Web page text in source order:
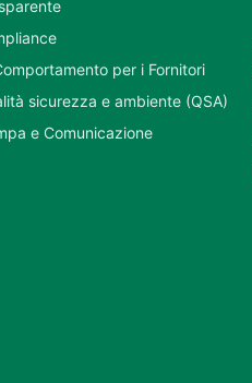
per i Fornitori
sicurezza e ambiente (QSA)
e Comunicazione